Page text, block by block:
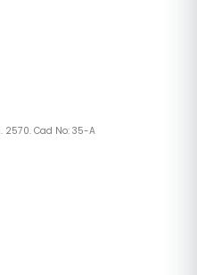
2570. Cad No: 35-A